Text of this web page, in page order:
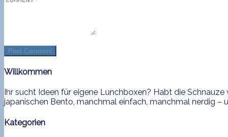
Willkommen
Ihr sucht Ideen für eigene Lunchboxen? Habt die
japanischen Bento, manchmal einfach, manchmal nerdig –
Kategorien